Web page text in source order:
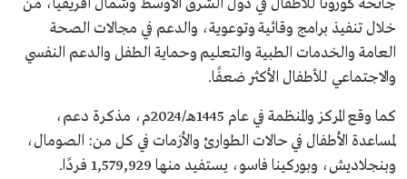
جائحة كورونا للأطفال في دول الشرق الأوسط وشمال أفريقيا، من
خلال تنفيذ برامج وقائية وتوعوية، والدعم في مجالات الصحة
العامة والخدمات الطبية والتعليم وحماية الطفل والدعم النفسي
والاجتماعي للأطفال الأكثر ضعفًا.
كما وقع المركز والمنظمة في عام 1445هـ/2024م، مذكرة دعم،
لمساعدة الأطفال في حالات الطوارئ والأزمات في كل من: الصومال،
وبنجلاديش، وبوركينا فاسو، يستفيد منها 1,579,929 فردًا.